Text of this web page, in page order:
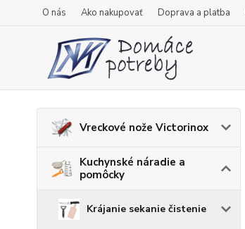
O nás Ako nakupovať Doprava a platba
Vreckové nože Victorinox
Kuchynské náradie a
pomôcky
Krájanie sekanie čistenie